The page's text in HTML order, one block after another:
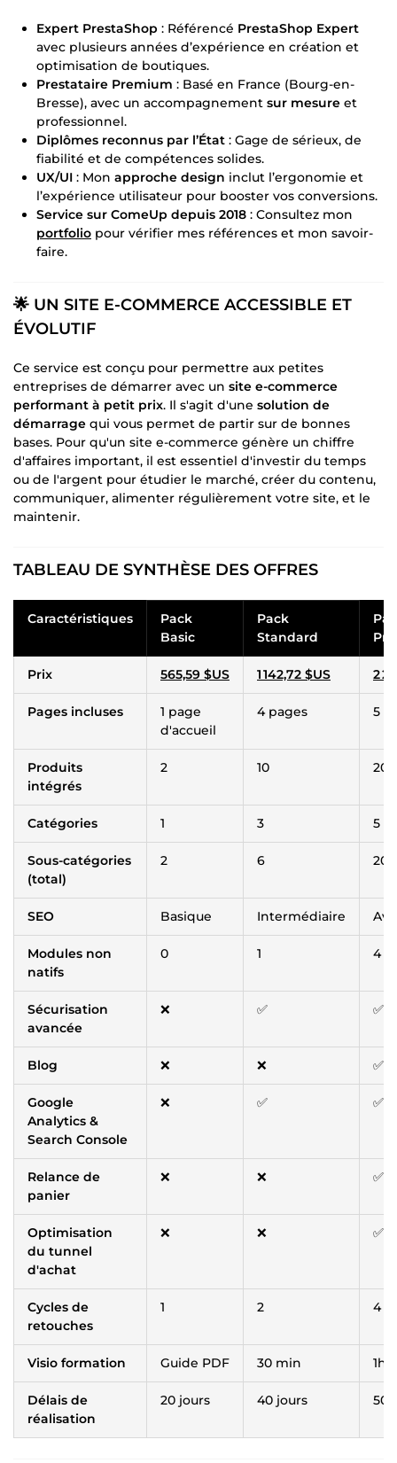
Expert PrestaShop : Référencé PrestaShop Expert
avec plusieurs années d’expérience en création et
optimisation de boutiques.
Prestataire Premium : Basé en France (Bourg-en-
Bresse), avec un accompagnement sur mesure et
professionnel.
Diplômes reconnus par l’État : Gage de sérieux, de
fiabilité et de compétences solides.
UX/UI : Mon approche design inclut l’ergonomie et
l’expérience utilisateur pour booster vos conversions.
Service sur ComeUp depuis 2018 : Consultez mon
portfolio pour vérifier mes références et mon savoir-
faire.
🌟 UN SITE E-COMMERCE ACCESSIBLE ET
ÉVOLUTIF
Ce service est conçu pour permettre aux petites
entreprises de démarrer avec un site e-commerce
performant à petit prix. Il s'agit d'une solution de
démarrage qui vous permet de partir sur de bonnes
bases. Pour qu'un site e-commerce génère un chiffre
d'affaires important, il est essentiel d'investir du temps
ou de l'argent pour étudier le marché, créer du contenu,
communiquer, alimenter régulièrement votre site, et le
maintenir.
TABLEAU DE SYNTHÈSE DES OFFRES
Caractéristiques
Pack
Basic
Pack
Standard
Prix 565,59 $US 1 142,72 $US 2
Pages incluses
1 page
d'accueil
4 pages 5
Produits
intégrés
2 10 20
Catégories 1 3 5
Sous-catégories
(total)
2 6 20
SEO Basique Intermédiaire
Modules non
natifs
0 1 4
Sécurisation
avancée
❌ ✅ ✅
Blog ❌ ❌ ✅
Google
Analytics &
Search Console
❌ ✅ ✅
Relance de
panier
❌ ❌ ✅
Optimisation
du tunnel
d'achat
❌ ❌ ✅
Cycles de
retouches
1 2 4
Visio formation Guide PDF 30 min
Délais de
réalisation
20 jours 40 jours 50